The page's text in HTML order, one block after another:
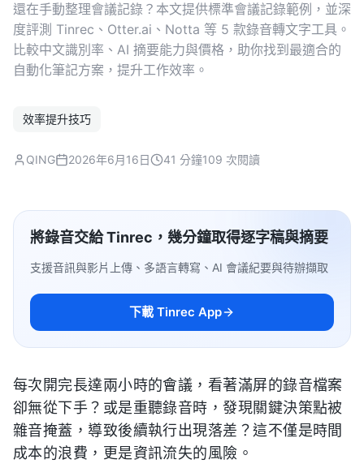
還在手動整理會議記錄？本文提供標準會議記錄範例，並深
度評測 Tinrec、Otter.ai、Notta 等 5 款錄音轉文字工具。
比較中文識別率、AI 摘要能力與價格，助你找到最適合的
自動化筆記方案，提升工作效率。
效率提升技巧
QING 2026年6月16日 41 分鐘109 次閱讀
將錄音交給 Tinrec，幾分鐘取得逐字稿與摘要
支援音訊與影片上傳、多語言轉寫、AI 會議紀要與待辦擷取
下載 Tinrec App
每次開完長達兩小時的會議，看著滿屏的錄音檔案
卻無從下手？或是重聽錄音時，發現關鍵決策點被
雜音掩蓋，導致後續執行出現落差？這不僅是時間
成本的浪費，更是資訊流失的風險。